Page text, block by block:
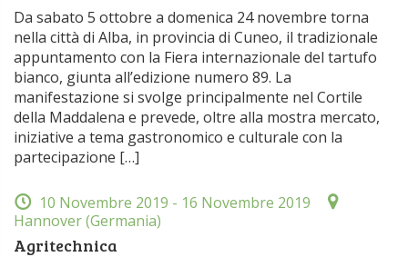
Da sabato 5 ottobre a domenica 24 novembre torna
nella città di Alba, in provincia di Cuneo, il tradizionale
appuntamento con la Fiera internazionale del tartufo
bianco, giunta all’edizione numero 89. La
manifestazione si svolge principalmente nel Cortile
della Maddalena e prevede, oltre alla mostra mercato,
iniziative a tema gastronomico e culturale con la
partecipazione […]
10 Novembre 2019 - 16 Novembre 2019
Hannover (Germania)
Agritechnica